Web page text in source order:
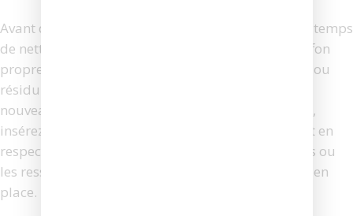
Avant d’installer les nouveaux charbons, prenez le temps
de nettoyer le logement des charbons avec un chiffon
propre. Cela permettra d’éliminer toute poussière ou
résidu qui pourrait affecter le fonctionnement des
nouveaux charbons. Une fois le nettoyage effectué,
insérez les nouveaux charbons dans leur logement en
respectant l’orientation initiale. Reconnectez les fils ou
les ressorts pour sécuriser les nouveaux charbons en
place.